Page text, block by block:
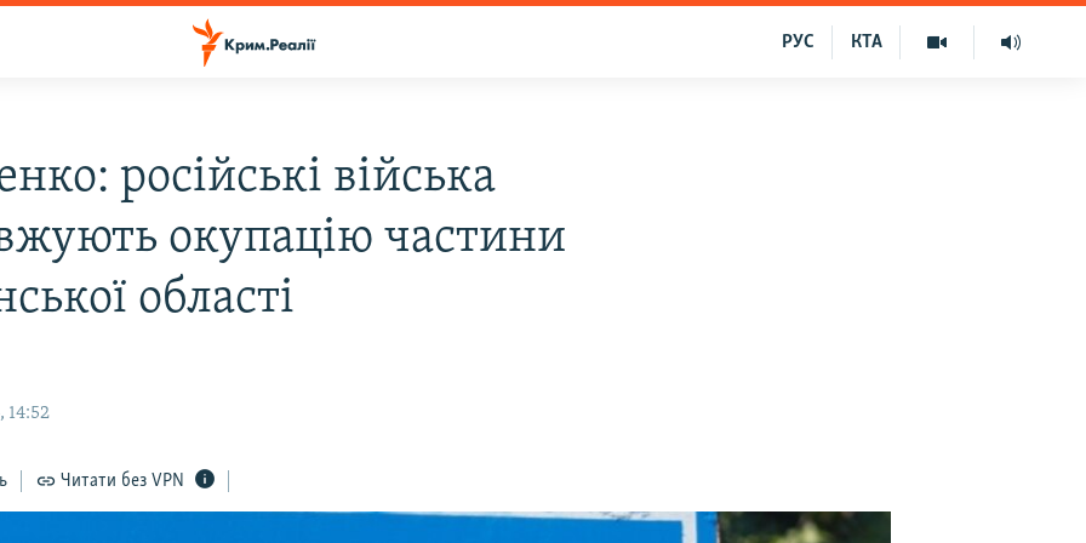
КТА
РУС
російські війська
окупацію частини
області
14:52
Читати без VPN